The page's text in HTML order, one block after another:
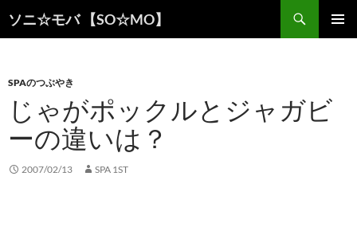
ソニ☆モバ 【SO☆MO】
索
ン
ツ
へ
ッ
SPAのつぶやき
じゃがポックルとジャガビ
ーの違いは？
2007/02/13 SPA 1ST